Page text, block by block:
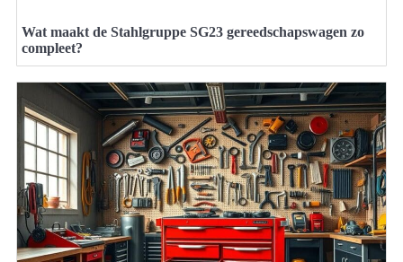
Wat maakt de Stahlgruppe SG23 gereedschapswagen zo
compleet?